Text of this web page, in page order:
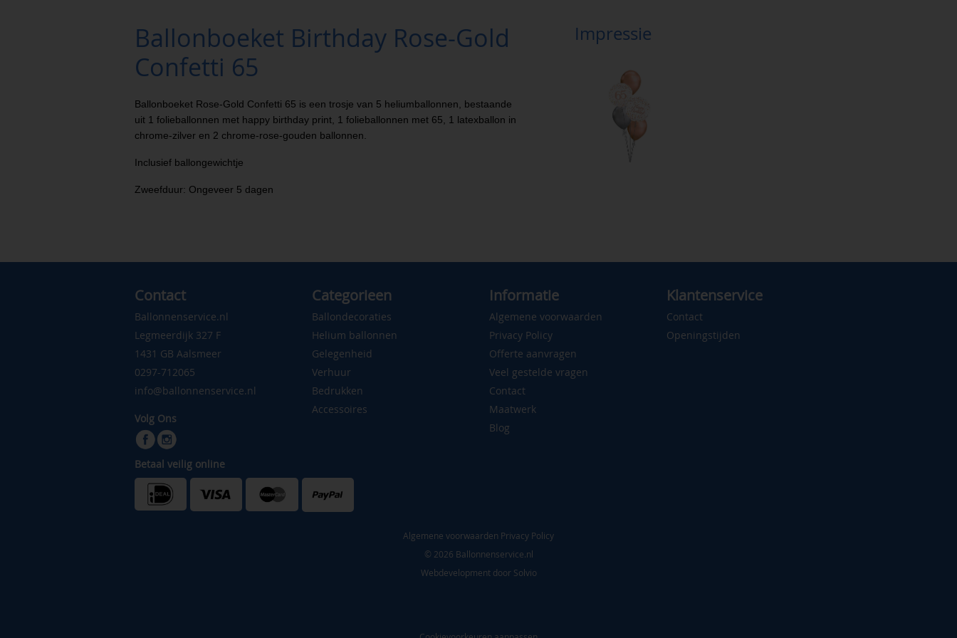
Ballonboeket Birthday Rose-Gold
Confetti 65
Ballonboeket Rose-Gold Confetti 65 is een trosje van 5 heliumballonnen, bestaande
uit 1 folieballonnen met happy birthday print, 1 folieballonnen met 65, 1 latexballon in
chrome-zilver en 2 chrome-rose-gouden ballonnen.
Inclusief ballongewichtje
Zweefduur: Ongeveer 5 dagen
Impressie
Contact
Ballonnenservice.nl
Legmeerdijk 327 F
1431 GB Aalsmeer
0297-712065
info@ballonnenservice.nl
Volg Ons
Categorieen
Ballondecoraties
Helium ballonnen
Gelegenheid
Verhuur
Bedrukken
Accessoires
Informatie
Algemene voorwaarden
Privacy Policy
Offerte aanvragen
Veel gestelde vragen
Contact
Maatwerk
Blog
Klantenservice
Contact
Openingstijden
Betaal veilig online
Algemene voorwaarden Privacy Policy
© 2026 Ballonnenservice.nl
Webdevelopment door Solvio